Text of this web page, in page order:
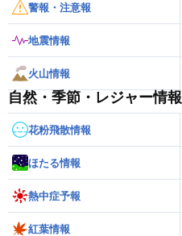
警報・注意報
地震情報
火山情報
自然・季節・レジャー情報
花粉飛散情報
ほたる情報
熱中症予報
紅葉情報